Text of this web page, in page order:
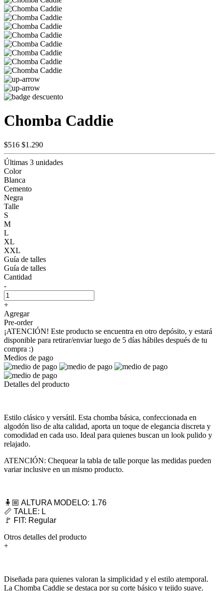
Chomba Caddie
$516 $1.290
Últimas 3 unidades
Color
Blanca
Cemento
Negra
Talle
S
M
L
XL
XXL
Guía de talles
Guía de talles
Cantidad
-
+
Agregar
Pre-order
¡ATENCIÓN! Este producto se encuentra en otro depósito, y estará
disponible para retirar/enviar luego de 5 días hábiles después de tu
compra :)
Medios de pago
Detalles del producto
Estilo clásico y versátil. Esta chomba básica, confeccionada en
algodón liso de alta calidad, aporta un toque de elegancia discreta y
comodidad en cada uso. Ideal para quienes buscan un look pulido y
relajado.
ATENCIÓN: Chequear la tabla de talle porque las medidas pueden
variar inclusive en un mismo producto.
🧍🏼 ALTURA MODELO: 1.76
📏 TALLE: L
🚩 FIT: Regular
Otros detalles del producto
+
Diseñada para quienes valoran la simplicidad y el estilo atemporal.
La Chomba Caddie se destaca por su corte básico y tejido suave.